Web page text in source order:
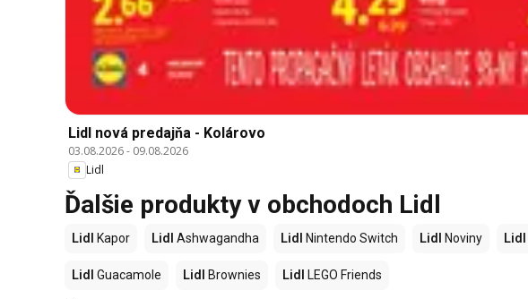
Lidl nová predajňa - Kolárovo
03.08.2026- 09.08.2026
Lidl
Ďalšie produkty v obchodoch Lidl
Lidl Kapor Lidl Ashwagandha Lidl Nintendo Switch Lidl Noviny Lidl
Lidl Guacamole Lidl Brownies Lidl LEGO Friends